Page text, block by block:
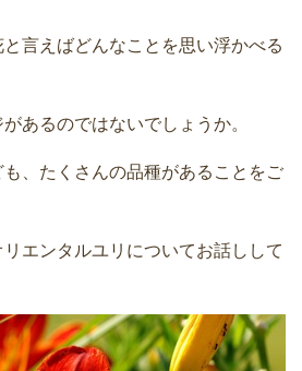
言えばどんなことを思い浮かべる
あるのではないでしょうか。
、たくさんの品種があることをご
エンタルユリについてお話しして